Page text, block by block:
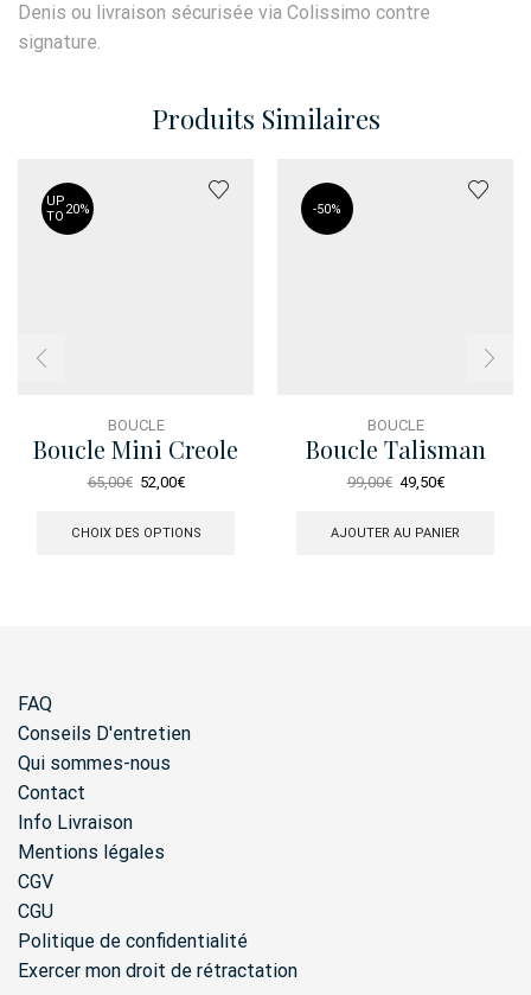
Denis ou livraison sécurisée via Colissimo contre
signature.
Produits Similaires
UP
TO 20%
BOUCLE
Boucle Mini Creole
Enamel Etoile
65,00€ Le
initial
52,00€Le
actuel
CHOIX DES OPTIONS
-50%
BOUCLE
Boucle Talisman
Poire Swarovski
99,00€ Le
initial
49,50€Le
actuel
AJOUTER AU PANIER
FAQ
Conseils D'entretien
Qui sommes-nous
Contact
Info Livraison
Mentions légales
CGV
CGU
Politique de confidentialité
Exercer mon droit de rétractation